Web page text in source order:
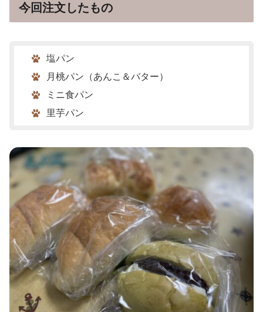
今回注文したもの
塩パン
月桃パン（あんこ＆バター）
ミニ食パン
里芋パン